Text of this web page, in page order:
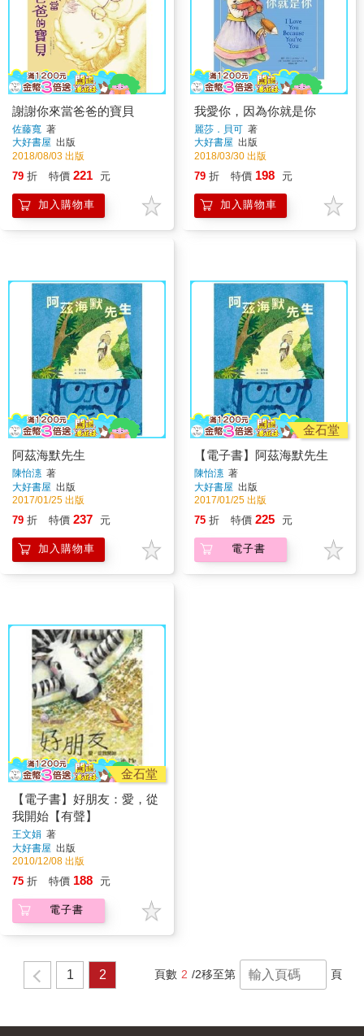
謝謝你來當爸爸的寶貝
佐藤寬 著
大好書屋 出版
2018/08/03 出版
79 折 特價 221 元
加入購物車
我愛你，因為你就是你
麗莎．貝可 著
大好書屋 出版
2018/03/30 出版
79 折 特價 198 元
加入購物車
阿茲海默先生
陳怡潓 著
大好書屋 出版
2017/01/25 出版
79 折 特價 237 元
加入購物車
金石堂
【電子書】阿茲海默先生
陳怡潓 著
大好書屋 出版
2017/01/25 出版
75 折 特價 225 元
電子書
金石堂
【電子書】好朋友：愛，從
我開始【有聲】
王文娟 著
大好書屋 出版
2010/12/08 出版
75 折 特價 188 元
電子書
1 2 頁數 2 /2移至第 頁